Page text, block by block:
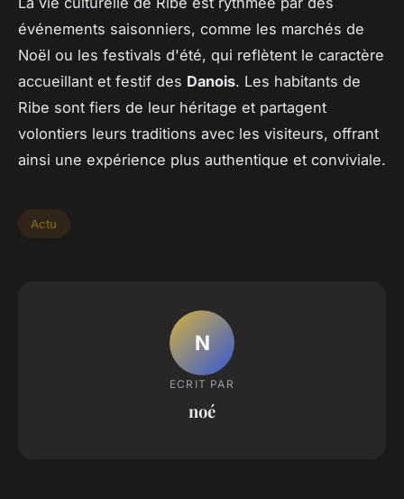
événements saisonniers, comme les marchés de
Noël ou les festivals d'été, qui reflètent le caractère
accueillant et festif des Danois. Les habitants de
Ribe sont fiers de leur héritage et partagent
volontiers leurs traditions avec les visiteurs, offrant
ainsi une expérience plus authentique et conviviale.
Actu
N
ECRIT PAR
noé